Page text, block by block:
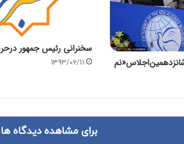
سخنرانی رئیس جمهور
1393/06/11
برای مشاهده دیدگاه